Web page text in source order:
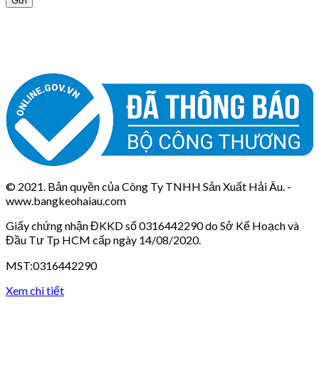
© 2021. Bản quyền của Công Ty TNHH Sản Xuất Hải Âu. -
www.bangkeohaiau.com
Giấy chứng nhận ĐKKD số 0316442290 do Sở Kế Hoạch và
Đầu Tư Tp HCM cấp ngày 14/08/2020.
MST:0316442290
Xem chi tiết